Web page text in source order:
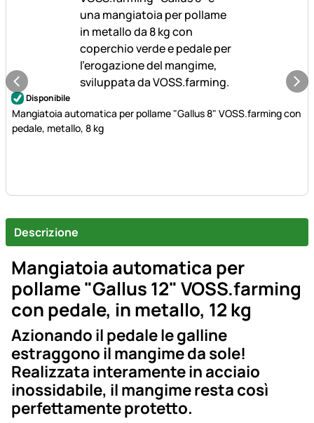
Disponibile
Mangiatoia automatica per pollame "Gallus 8" VOSS.farming con
pedale, metallo, 8 kg
Descrizione
Mangiatoia automatica per
pollame "Gallus 12" VOSS.farming
con pedale, in metallo, 12 kg
Azionando il pedale le galline
estraggono il mangime da sole!
Realizzata interamente in acciaio
inossidabile, il mangime resta così
perfettamente protetto.